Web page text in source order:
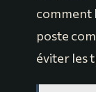
comment
poste
éviter les